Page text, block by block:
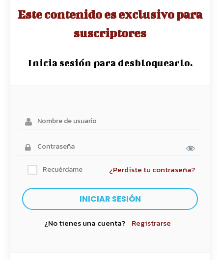
Este contenido es exclusivo para
suscriptores
Inicia sesión para desbloquearlo.
Recuérdame ¿Perdiste tu contraseña?
¿No tienes una cuenta? Registrarse